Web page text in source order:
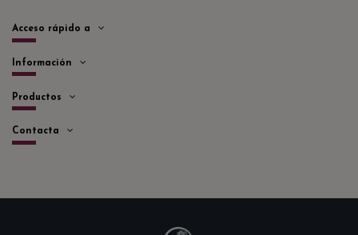
Acceso rápido a
Información
Productos
Contacta